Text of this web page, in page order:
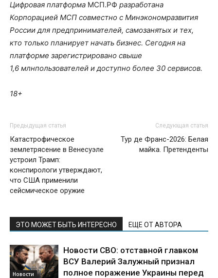
Цифровая платформа МСП.РФ разработана
Корпорацией МСП совместно с Минэкономразвития
России для предпринимателей, самозанятых и тех,
кто только планирует начать бизнес. Сегодня на
платформе зарегистрировано свыше
1,6 млнпользователей и доступно более 30 сервисов.
18+
Предыдущая статья
Катастрофическое
землетрясение в Венесуэле
устроил Трамп:
конспирологи утверждают,
что США применили
сейсмическое оружие
Следующая статья
Тур де Франс-2026: Белая
майка. Претенденты
ЭТО МОЖЕТ БЫТЬ ИНТЕРЕСНО ЕЩЕ ОТ АВТОРА
Новости
Новости СВО: отставной главком
ВСУ Валерий Залужный признал
полное поражение Украины перед